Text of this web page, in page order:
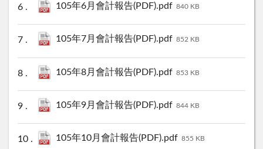
105年6月會計報告(PDF).pdf 840 KB
105年7月會計報告(PDF).pdf 852 KB
105年8月會計報告(PDF).pdf 853 KB
105年9月會計報告(PDF).pdf 844 KB
105年10月會計報告(PDF).pdf 855 KB